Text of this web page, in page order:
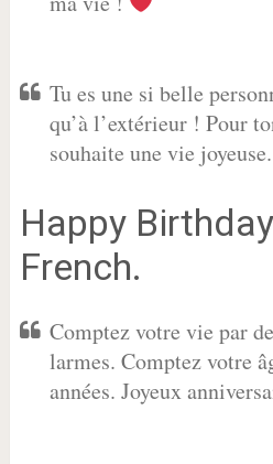
Tu es une si belle
qu’à l’extérieur ! Pour
souhaite une vie joyeuse.
Happy
French.
Comptez votre vie par
larmes. Comptez votre
années. Joyeux